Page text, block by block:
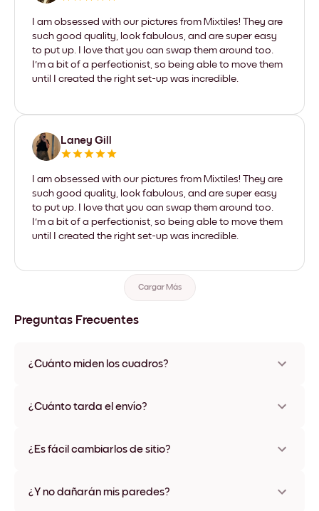
I am obsessed with our pictures from Mixtiles! They are
such good quality, look fabulous, and are super easy
to put up. I love that you can swap them around too.
I'm a bit of a perfectionist, so being able to move them
until I created the right set-up was incredible.
Laney Gill
I am obsessed with our pictures from Mixtiles! They are
such good quality, look fabulous, and are super easy
to put up. I love that you can swap them around too.
I'm a bit of a perfectionist, so being able to move them
until I created the right set-up was incredible.
Cargar Más
Preguntas Frecuentes
¿Cuánto miden los cuadros?
varios materiales y colores de marco, incluidas opciones sin
¿Cuánto tarda el envío?
disponibles en algunos países. Te enviaremos un número de
¿Es fácil cambiarlos de sitio?
ningún daño
¿Y no dañarán mis paredes?